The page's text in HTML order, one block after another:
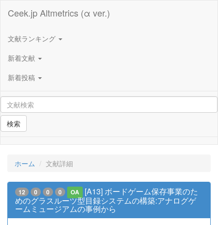
Ceek.jp Altmetrics (α ver.)
文献ランキング
新着文献
新着投稿
検索
ホーム 文献詳細
12 0 0 0 OA
[A13] ボードゲーム保存事業のた
めのグラスルーツ型目録システムの構築:アナログゲ
ームミュージアムの事例から